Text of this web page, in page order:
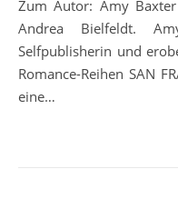
Zum Autor: Amy
Andrea Bielfeldt.
Selfpublisherin und
Romance-Reihen SAN
eine…